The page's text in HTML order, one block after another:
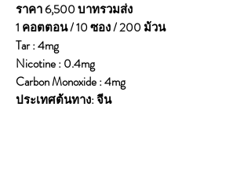
ราคา 6,500 บาทรวมส่ง
1 คอตตอน / 10 ซอง / 200 ม้วน
Tar : 4mg
Nicotine : 0.4mg
Carbon Monoxide : 4mg
ประเทศต้นทาง: จีน